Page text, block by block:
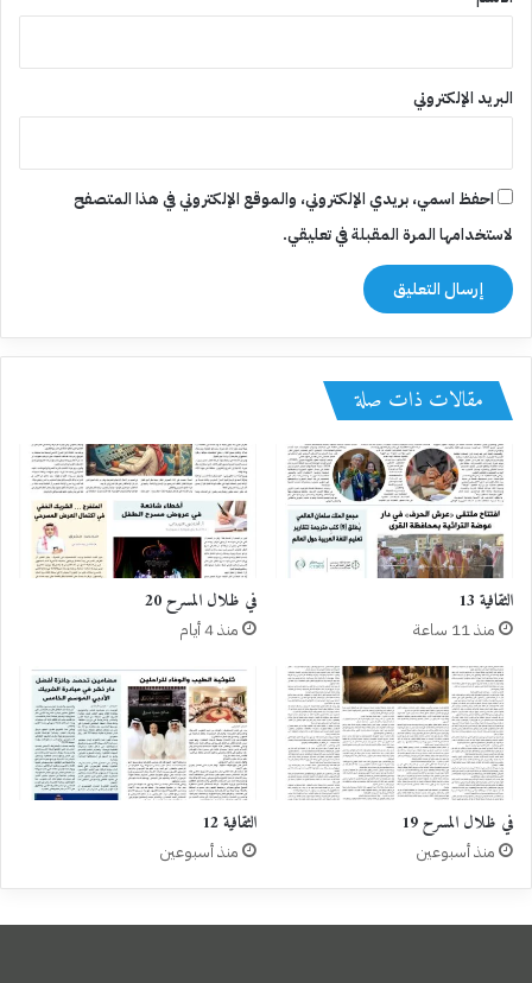
البريد الإلكتروني
احفظ اسمي، بريدي الإلكتروني، والموقع الإلكتروني في هذا المتصفح
لاستخدامها المرة المقبلة في تعليقي.
مقالات ذات صلة
الثقافية 13
منذ 11 ساعة
في ظلال المسرح 20
منذ 4 أيام
في ظلال المسرح 19
منذ أسبوعين
الثقافية 12
منذ أسبوعين